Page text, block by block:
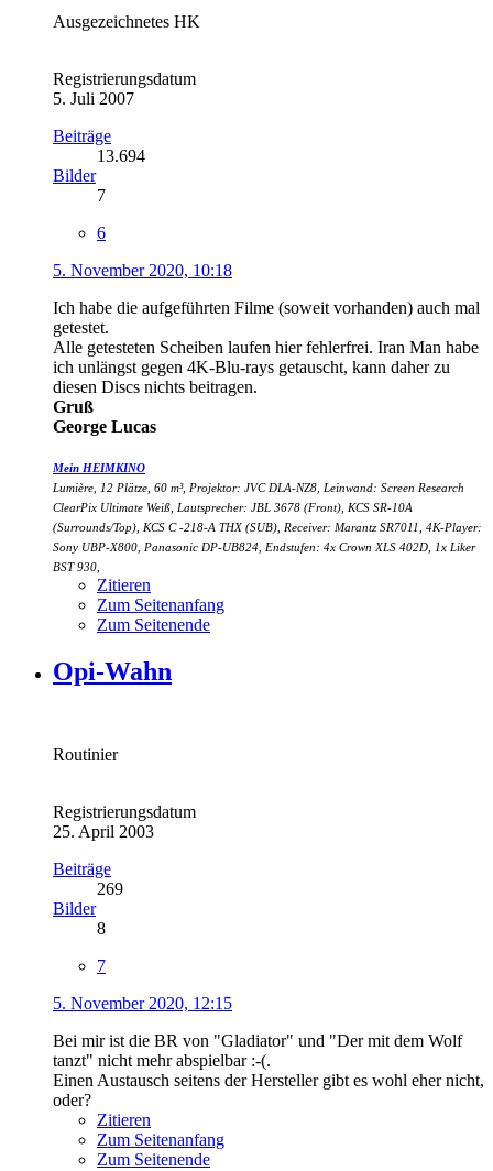
Ausgezeichnetes HK
Registrierungsdatum
5. Juli 2007
Beiträge
13.694
Bilder
7
6
5. November 2020, 10:18
Ich habe die aufgeführten Filme (soweit vorhanden) auch mal
getestet.
Alle getesteten Scheiben laufen hier fehlerfrei. Iran Man habe
ich unlängst gegen 4K-Blu-rays getauscht, kann daher zu
diesen Discs nichts beitragen.
Gruß
George Lucas
Mein HEIMKINO
Lumière, 12 Plätze, 60 m³, Projektor: JVC DLA-NZ8, Leinwand: Screen Research
ClearPix Ultimate Weiß, Lautsprecher: JBL 3678 (Front), KCS SR-10A
(Surrounds/Top), KCS C -218-A THX (SUB), Receiver: Marantz SR7011, 4K-Player:
Sony UBP-X800, Panasonic DP-UB824, Endstufen: 4x Crown XLS 402D, 1x Liker
BST 930,
Zitieren
Zum Seitenanfang
Zum Seitenende
Opi-Wahn
Routinier
Registrierungsdatum
25. April 2003
Beiträge
269
Bilder
8
7
5. November 2020, 12:15
Bei mir ist die BR von "Gladiator" und "Der mit dem Wolf
tanzt" nicht mehr abspielbar :-(.
Einen Austausch seitens der Hersteller gibt es wohl eher nicht,
oder?
Zitieren
Zum Seitenanfang
Zum Seitenende